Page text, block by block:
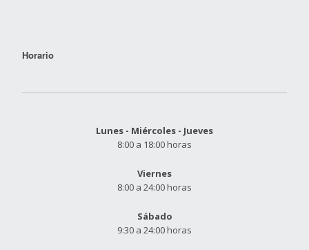
Horario
Lunes - Miércoles - Jueves
8:00 a 18:00 horas
Viernes
8:00 a 24:00 horas
Sábado
9:30 a 24:00 horas